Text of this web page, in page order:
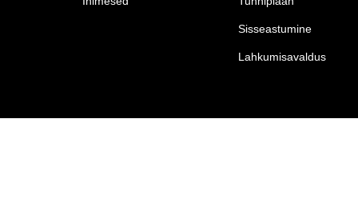
Sisseastumine
Lahkumisavaldus